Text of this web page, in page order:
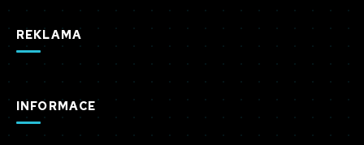
REKLAMA
INFORMACE